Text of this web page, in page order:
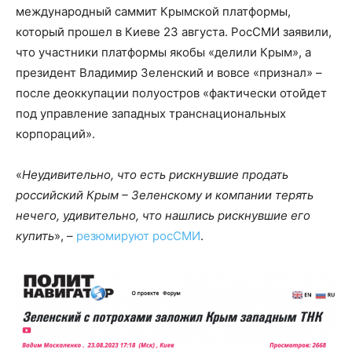
международный саммит Крымской платформы,
который прошел в Киеве 23 августа. РосСМИ заявили,
что участники платформы якобы «делили Крым», а
президент Владимир Зеленский и вовсе «признал» –
после деоккупации полуостров «фактически отойдет
под управление западных транснациональных
корпораций».
«Неудивительно, что есть рискнувшие продать
российский Крым – Зеленскому и компании терять
нечего, удивительно, что нашлись рискнувшие его
купить», – резюмируют росСМИ.